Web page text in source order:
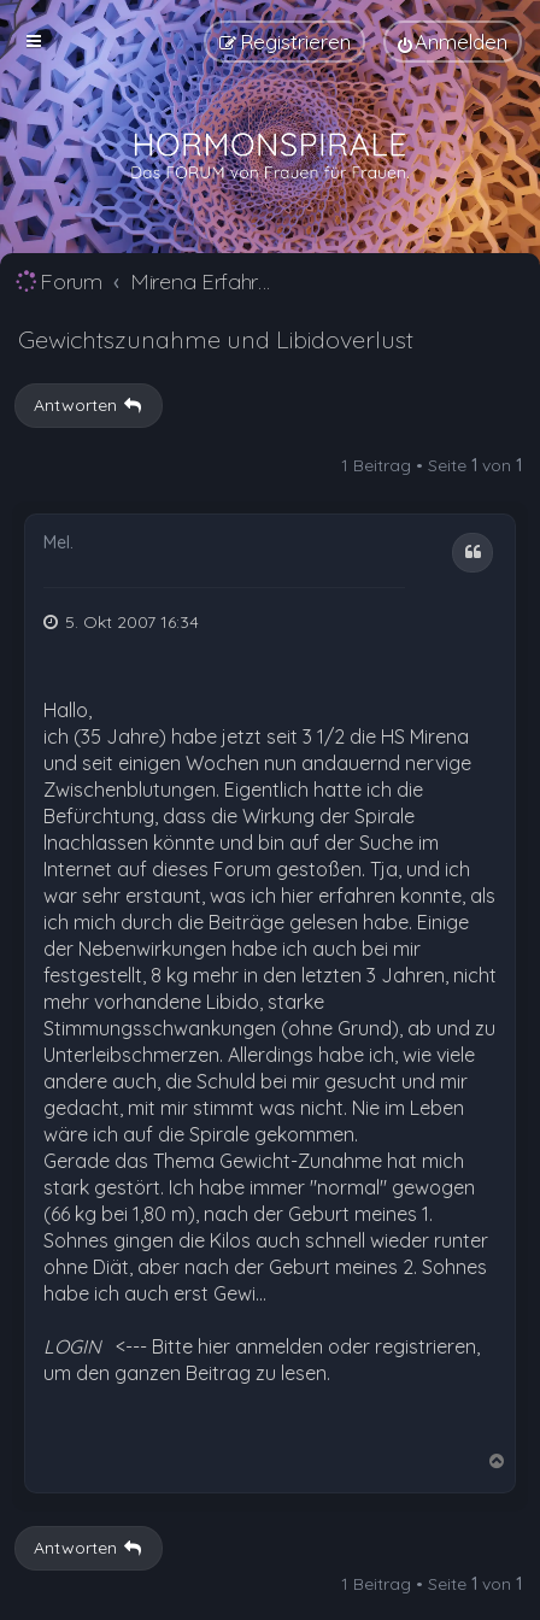
Anmelden
Registrieren
Forum Mirena Erfahrungsberichte und Nebenwirkungen
Gewichtszunahme und Libidoverlust
Antworten
1 Beitrag • Seite 1 von 1
Mel. Zitat
5. Okt 2007 16:34
Hallo,
ich (35 Jahre) habe jetzt seit 3 1/2 die HS Mirena
und seit einigen Wochen nun andauernd nervige
Zwischenblutungen. Eigentlich hatte ich die
Befürchtung, dass die Wirkung der Spirale
lnachlassen könnte und bin auf der Suche im
Internet auf dieses Forum gestoßen. Tja, und ich
war sehr erstaunt, was ich hier erfahren konnte, als
ich mich durch die Beiträge gelesen habe. Einige
der Nebenwirkungen habe ich auch bei mir
festgestellt, 8 kg mehr in den letzten 3 Jahren, nicht
mehr vorhandene Libido, starke
Stimmungsschwankungen (ohne Grund), ab und zu
Unterleibschmerzen. Allerdings habe ich, wie viele
andere auch, die Schuld bei mir gesucht und mir
gedacht, mit mir stimmt was nicht. Nie im Leben
wäre ich auf die Spirale gekommen.
Gerade das Thema Gewicht-Zunahme hat mich
stark gestört. Ich habe immer "normal" gewogen
(66 kg bei 1,80 m), nach der Geburt meines 1.
Sohnes gingen die Kilos auch schnell wieder runter
ohne Diät, aber nach der Geburt meines 2. Sohnes
habe ich auch erst Gewi…
LOGIN <--- Bitte hier anmelden oder registrieren,
um den ganzen Beitrag zu lesen.
b
Antworten
1 Beitrag • Seite 1 von 1